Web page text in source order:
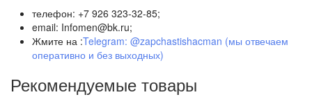
телефон: +7 926 323-32-85;
email: Infomen@bk.ru;
Жмите на :Telegram: @zapchastishacman (мы отвечаем
оперативно и без выходных)
Рекомендуемые товары